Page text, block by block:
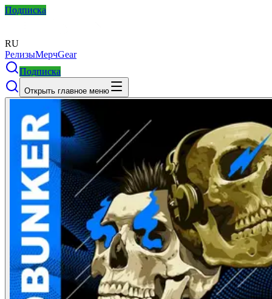
Подписка
RU
РелизыМерчGear
Подписка
Открыть главное меню